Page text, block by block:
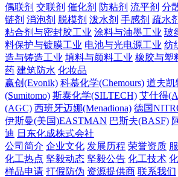
偶联剂 交联剂 催化剂 防粘剂 流平剂 分
链剂 消泡剂 脱模剂 泼水剂 手感剂 疏水剂
粘合剂与密封胶工业 涂料与油墨工业 玻
料保护与镀膜工业 电池与光电源工业 纺
造与铸造工业 填料与颜料工业 橡胶与塑
药 建筑防水 化妆品
赢创(Evonik) 科慕化学(Chemours) 道夫凯
(Sumitomo) 斯泰化学(SILTECH) 艾仕得
(AGC) 西班牙迈娜(Menadiona) 德国
伊斯曼(美国)EASTMAN 巴斯夫(BASF)
迪 日东化成株式会社
公司简介 企业文化 发展历程 荣誉资质
化工热点 坚毅动态 坚毅公告 化工技术
样品申请 打假防伪 资源提供商 联系我们